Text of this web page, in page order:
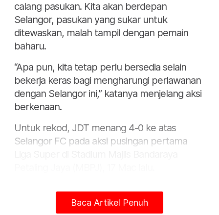
calang pasukan. Kita akan berdepan
Selangor, pasukan yang sukar untuk
ditewaskan, malah tampil dengan pemain
baharu.
“Apa pun, kita tetap perlu bersedia selain
bekerja keras bagi mengharungi perlawanan
dengan Selangor ini,” katanya menjelang aksi
berkenaan.
Untuk rekod, JDT menang 4-0 ke atas
Selangor FC pada aksi pusingan pertama
Baca Artikel Penuh